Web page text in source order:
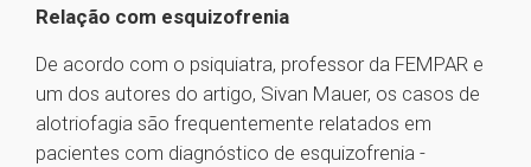
Relação com esquizofrenia
De acordo com o psiquiatra, professor da FEMPAR e
um dos autores do artigo, Sivan Mauer, os casos de
alotriofagia são frequentemente relatados em
pacientes com diagnóstico de esquizofrenia -